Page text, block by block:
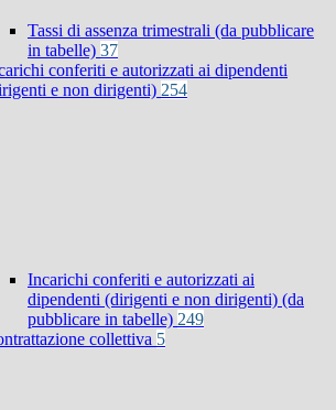
Tassi di assenza trimestrali (da pubblicare
in tabelle) 37
conferiti e autorizzati ai dipendenti
e non dirigenti) 254
Incarichi conferiti e autorizzati ai
dipendenti (dirigenti e non dirigenti) (da
pubblicare in tabelle) 249
collettiva 5